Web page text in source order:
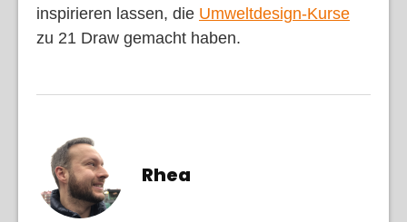
inspirieren lassen, die Umweltdesign-Kurse
zu 21 Draw gemacht haben.
Rhea